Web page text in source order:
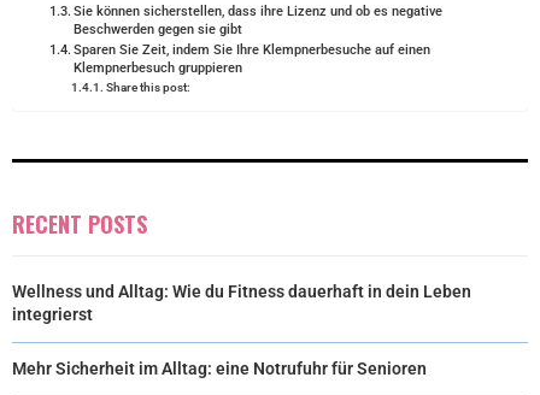
Sie können sicherstellen, dass ihre Lizenz und ob es negative
Beschwerden gegen sie gibt
Sparen Sie Zeit, indem Sie Ihre Klempnerbesuche auf einen
Klempnerbesuch gruppieren
Share this post:
RECENT POSTS
Wellness und Alltag: Wie du Fitness dauerhaft in dein Leben
integrierst
Mehr Sicherheit im Alltag: eine Notrufuhr für Senioren